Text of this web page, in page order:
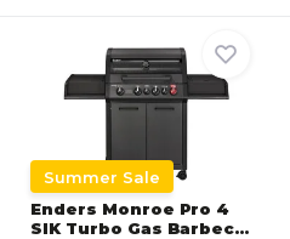
Summer Sale
Enders Monroe Pro 4
SIK Turbo Gas Barbec...